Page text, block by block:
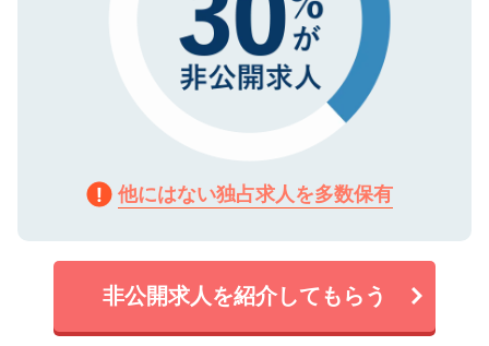
他にはない独占求人を多数保有
非公開求人を紹介してもらう